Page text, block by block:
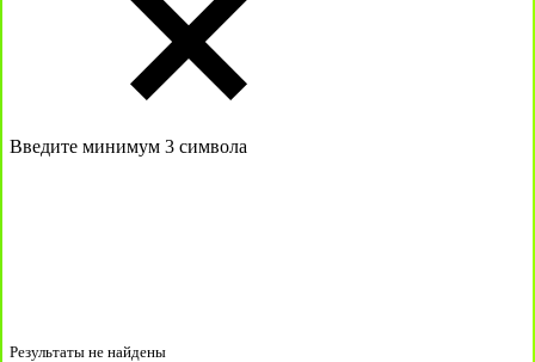
Введите минимум 3 символа
Результаты не найдены